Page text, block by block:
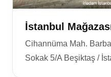
İstanbul
Cihannüma Mah.
Sokak 5/A Beşiktaş /